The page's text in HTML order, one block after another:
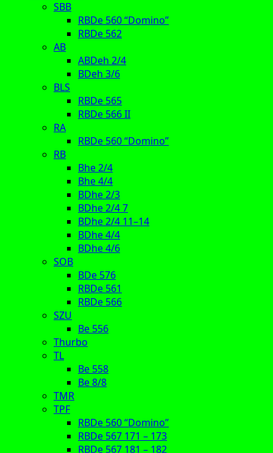
SBB
RBDe 560 “Domino”
RBDe 562
AB
ABDeh 2/4
BDeh 3/6
BLS
RBDe 565
RBDe 566 II
RA
RBDe 560 “Domino”
RB
Bhe 2/4
Bhe 4/4
BDhe 2/3
BDhe 2/4 7
BDhe 2/4 11–14
BDhe 4/4
BDhe 4/6
SOB
BDe 576
RBDe 561
RBDe 566
SZU
Be 556
Thurbo
TL
Be 558
Be 8/8
TMR
TPF
RBDe 560 “Domino”
RBDe 567 171 – 173
RBDe 567 181 – 182